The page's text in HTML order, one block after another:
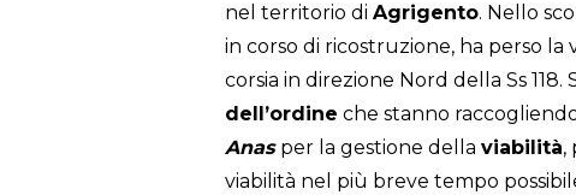
nel territorio di Agrigento. Nello
in corso di ricostruzione, ha perso
corsia in direzione Nord della Ss
dell’ordine che stanno
Anas per la gestione della viabilità,
viabilità nel più breve tempo